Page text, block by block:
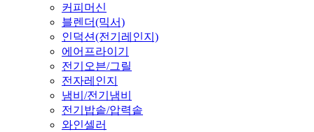
커피머신
블렌더(믹서)
인덕션(전기레인지)
에어프라이기
전기오븐/그릴
전자레인지
냄비/전기냄비
전기밥솥/압력솥
와인셀러